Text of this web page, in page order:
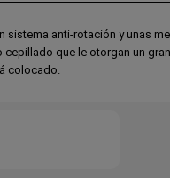
sistema anti-rotación y unas
cepillado que le otorgan un
colocado.